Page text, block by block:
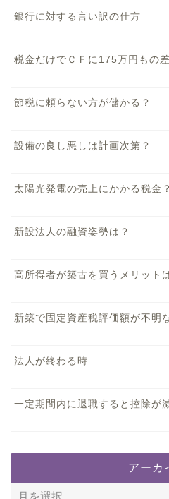
銀行に対する言い訳の仕方
税金だけでＣＦに175万円もの
節税に頼らない方が儲かる？
設備の良し悪しは計画次第？
太陽光発電の売上にかかる税金？
新設法人の融資姿勢は？
高所得者が築古を買うメリット
新築で固定資産税評価額が不明
法人が終わる時
一定期間内に退職すると控除が
アーカ